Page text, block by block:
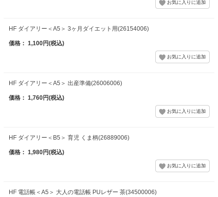
HF ダイアリー＜A5＞ 3ヶ月ダイエット用(26154006)
価格： 1,100円(税込)
HF ダイアリー＜A5＞ 出産準備(26006006)
価格： 1,760円(税込)
HF ダイアリー＜B5＞ 育児 くま柄(26889006)
価格： 1,980円(税込)
HF 電話帳＜A5＞ 大人の電話帳 PUレザー 茶(34500006)